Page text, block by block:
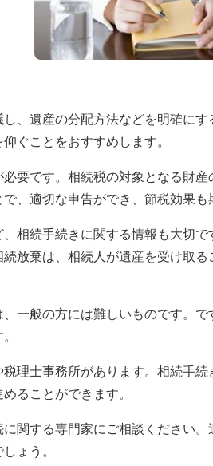
、遺産の分配方法などを明確に
ぐことをおすすめします。
要です。相続税の対象となる財
、適切な申告ができ、節税効果も
相続手続きに関する情報も大切
放棄は、相続人が遺産を受け取
一般の方には難しいものです。
理士事務所があります。相続手
ることができます。
関する専門家にご相談ください
ょう。